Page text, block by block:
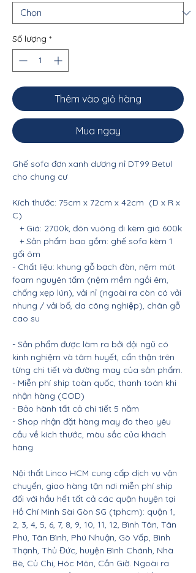
Số lượng *
Thêm vào giỏ hàng
Mua ngay
Ghế sofa đơn xanh dương nỉ DT99 Betul
cho chung cư
Kích thước: 75cm x 72cm x 42cm (D x R x
C)
+ Giá: 2700k, đôn vuông đi kèm giá 600k
+ Sản phẩm bao gồm: ghế sofa kèm 1
gối ôm
- Chất liệu: khung gỗ bạch đàn, nệm mút
foam nguyên tấm (nệm mềm ngồi êm,
chống xẹp lún), vải nỉ (ngoài ra còn có vải
nhung / vải bố, da công nghiệp), chân gỗ
cao su
- Sản phẩm được làm ra bởi đội ngũ có
kinh nghiệm và tâm huyết, cẩn thận trên
từng chi tiết và đường may của sản phẩm.
- Miễn phí ship toàn quốc, thanh toán khi
nhận hàng (COD)
- Bảo hành tất cả chi tiết 5 năm
- Shop nhận đặt hàng may đo theo yêu
cầu về kích thước, màu sắc của khách
hàng
Nội thất Linco HCM cung cấp dịch vụ vận
chuyển, giao hàng tận nơi miễn phí ship
đối với hầu hết tất cả các quận huyện tại
Hồ Chí Minh Sài Gòn SG (tphcm): quận 1,
2, 3, 4, 5, 6, 7, 8, 9, 10, 11, 12, Bình Tân, Tân
Phú, Tân Bình, Phú Nhuận, Gò Vấp, Bình
Thạnh, Thủ Đức, huyện Bình Chánh, Nhà
Bè, Củ Chi, Hóc Môn, Cần Giờ. Ngoài ra